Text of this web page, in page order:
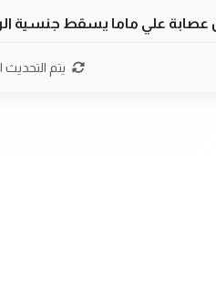
عصابة علي ماما يسقط جنسية
يرد على صدام حسين سل مضجعيك
يتم التحديث